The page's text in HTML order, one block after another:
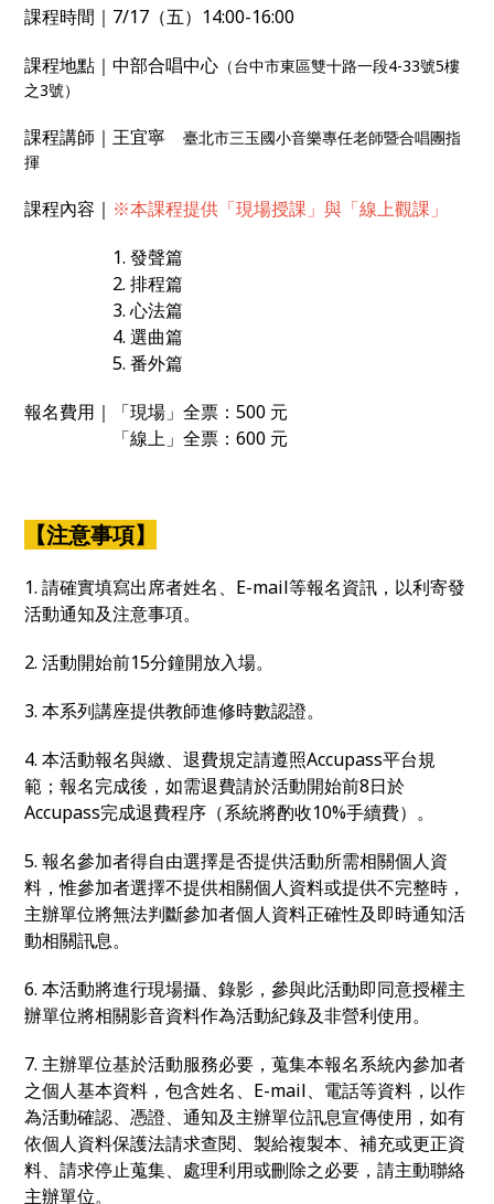
課程時間｜7/17（五）14:00-16:00
課程地點｜中部合唱中心 （台中市東區雙十路一段4-33號5樓
之3號）
課程講師｜王宜寧臺北市三玉國小音樂專任老師暨合唱團指
揮
課程內容｜ ※本課程提供「現場授課」與「線上觀課」
1. 發聲篇
2. 排程篇
3. 心法篇
4. 選曲篇
5. 番外篇
報名費用｜「現場」全票：500 元
「線上」全票：600 元
【注意事項】
1. 請確實填寫出席者姓名、E-mail等報名資訊，以利寄發
活動通知及注意事項。
2. 活動開始前15分鐘開放入場。
3. 本系列講座提供教師進修時數認證。
4. 本活動報名與繳、退費規定請遵照Accupass平台規
範；報名完成後，如需退費請於活動開始前8日於
Accupass完成退費程序（系統將酌收10%手續費）。
5. 報名參加者得自由選擇是否提供活動所需相關個人資
料，惟參加者選擇不提供相關個人資料或提供不完整時，
主辦單位將無法判斷參加者個人資料正確性及即時通知活
動相關訊息。
6. 本活動將進行現場攝、錄影，參與此活動即同意授權主
辦單位將相關影音資料作為活動紀錄及非營利使用。
7. 主辦單位基於活動服務必要，蒐集本報名系統內參加者
之個人基本資料，包含姓名、E-mail、電話等資料，以作
為活動確認、憑證、通知及主辦單位訊息宣傳使用，如有
依個人資料保護法請求查閱、製給複製本、補充或更正資
料、請求停止蒐集、處理利用或刪除之必要，請主動聯絡
主辦單位。